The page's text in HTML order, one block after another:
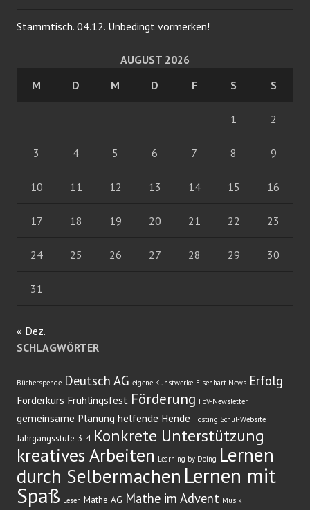
Stammtisch. 04.12. Unbedingt vormerken!
AUGUST 2026
M
D M D F S S
1 2
3 4 5 6 7 8 9
10 11 12 13 14 15 16
17 18 19 20 21 22 23
24 25 26 27 28 29 30
31
« Dez.
SCHLAGWÖRTER
Bücherspende Deutsch AG eigene Kunstwerke Eisenhart News Erfolg
Forderkurs Frühlingsfest Förderung FöV-Newsletter
gemeinsame Planung helfende Hende Hosting Schul-Website
Jahrgangsstufe 3-4 Konkrete Unterstützung
kreatives Arbeiten Learning by Doing Lernen
durch Selbermachen Lernen mit
Spaß Lesen Mathe AG Mathe im Advent Musik